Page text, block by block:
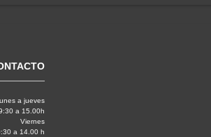
a jueves
a 15.00h
Viernes
a 14.00 h